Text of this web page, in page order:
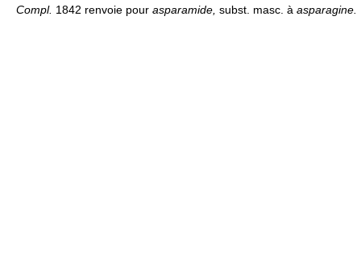
Compl. 1842 renvoie pour asparamide, subst. masc. à asparagine.